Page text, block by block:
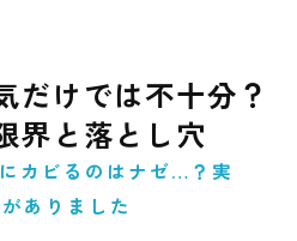
だけでは不十分？
界と落とし穴
カビるのはナゼ…？実
ありました